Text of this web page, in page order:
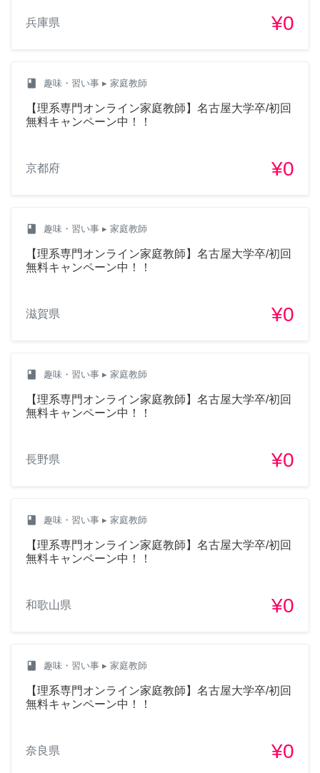
兵庫県 ¥0
class 趣味・習い事 ▸ 家庭教師
【理系専門オンライン家庭教師】名古屋大学卒/初回
無料キャンペーン中！！
京都府 ¥0
class 趣味・習い事 ▸ 家庭教師
【理系専門オンライン家庭教師】名古屋大学卒/初回
無料キャンペーン中！！
滋賀県 ¥0
class 趣味・習い事 ▸ 家庭教師
【理系専門オンライン家庭教師】名古屋大学卒/初回
無料キャンペーン中！！
長野県 ¥0
class 趣味・習い事 ▸ 家庭教師
【理系専門オンライン家庭教師】名古屋大学卒/初回
無料キャンペーン中！！
和歌山県 ¥0
class 趣味・習い事 ▸ 家庭教師
【理系専門オンライン家庭教師】名古屋大学卒/初回
無料キャンペーン中！！
奈良県 ¥0